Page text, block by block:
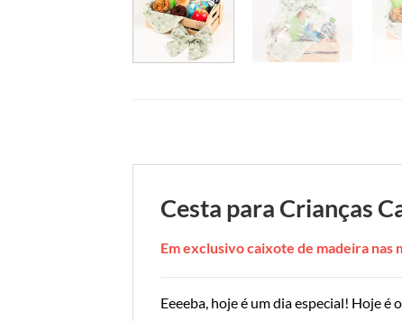
Cesta para Crianças
Em exclusivo caixote de madeira nas
Eeeeba, hoje é um dia especial! Hoje é